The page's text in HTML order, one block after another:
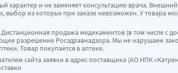
характер и не заменяет консультацию врача.
из которых при заказе невозможен. У товара
продажа медикаментов (в том числе с
разрешение Росздравнадзора. Мы не нарушаем
Товар покупается в аптеке.
сайта заявки в адрес поставщика (АО НПК